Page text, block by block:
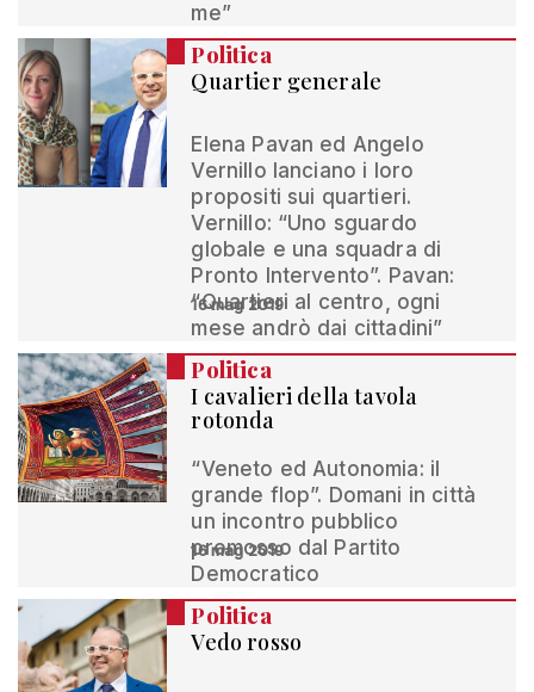
me”
Politica
Quartier generale
Elena Pavan ed Angelo
Vernillo lanciano i loro
propositi sui quartieri.
Vernillo: “Uno sguardo
globale e una squadra di
Pronto Intervento”. Pavan:
“Quartieri al centro, ogni
mese andrò dai cittadini”
16 mag 2019
Politica
I cavalieri della tavola
rotonda
“Veneto ed Autonomia: il
grande flop”. Domani in città
un incontro pubblico
promosso dal Partito
Democratico
16 mag 2019
Politica
Vedo rosso